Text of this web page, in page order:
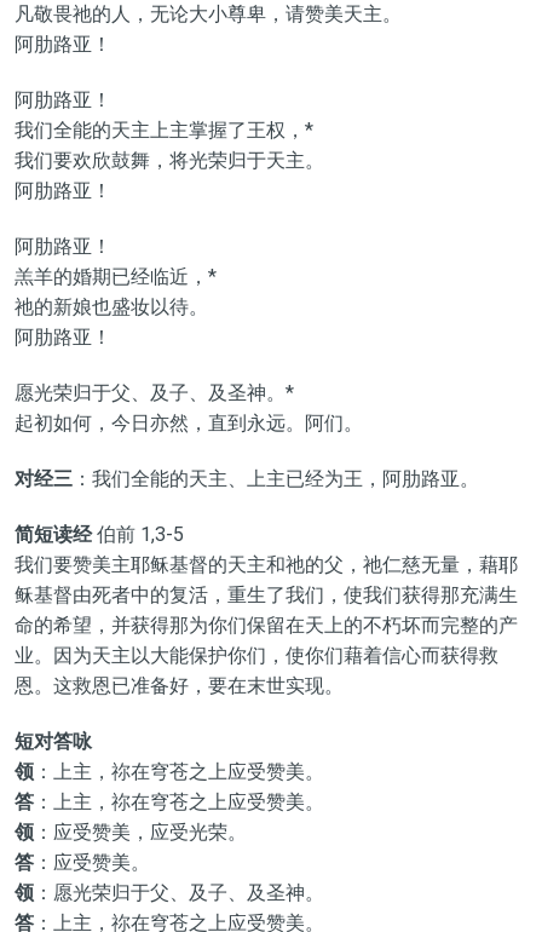
凡敬畏祂的人，无论大小尊卑，请赞美天主。
阿肋路亚！
阿肋路亚！
我们全能的天主上主掌握了王权，*
我们要欢欣鼓舞，将光荣归于天主。
阿肋路亚！
阿肋路亚！
羔羊的婚期已经临近，*
祂的新娘也盛妆以待。
阿肋路亚！
愿光荣归于父、及子、及圣神。*
起初如何，今日亦然，直到永远。阿们。
对经三 ：我们全能的天主、上主已经为王，阿肋路亚。
简短读经伯前 1,3-5
我们要赞美主耶稣基督的天主和祂的父，祂仁慈无量，藉耶
稣基督由死者中的复活，重生了我们，使我们获得那充满生
命的希望，并获得那为你们保留在天上的不朽坏而完整的产
业。因为天主以大能保护你们，使你们藉着信心而获得救
恩。这救恩已准备好，要在末世实现。
短对答咏
领：上主，祢在穹苍之上应受赞美。
答：上主，祢在穹苍之上应受赞美。
领：应受赞美，应受光荣。
答：应受赞美。
领：愿光荣归于父、及子、及圣神。
答：上主，祢在穹苍之上应受赞美。